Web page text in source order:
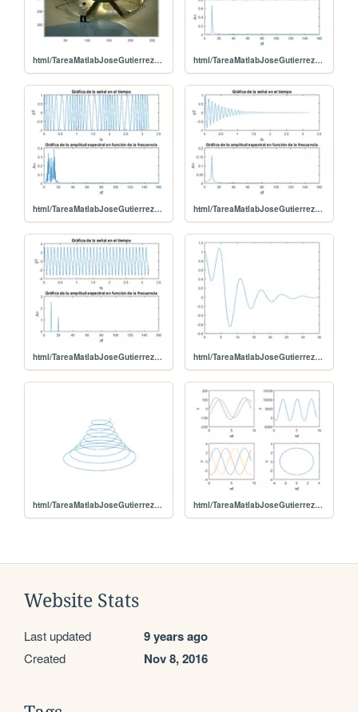
html/TareaMatlabJoseGutierrez_09.png html/TareaMatlabJoseGutierrez_08.png
html/TareaMatlabJoseGutierrez_07.png html/TareaMatlabJoseGutierrez_06.png
html/TareaMatlabJoseGutierrez_05.png html/TareaMatlabJoseGutierrez_04.png
html/TareaMatlabJoseGutierrez_03.png html/TareaMatlabJoseGutierrez_02.png
Website Stats
Last updated 9 years ago
Created Nov 8, 2016